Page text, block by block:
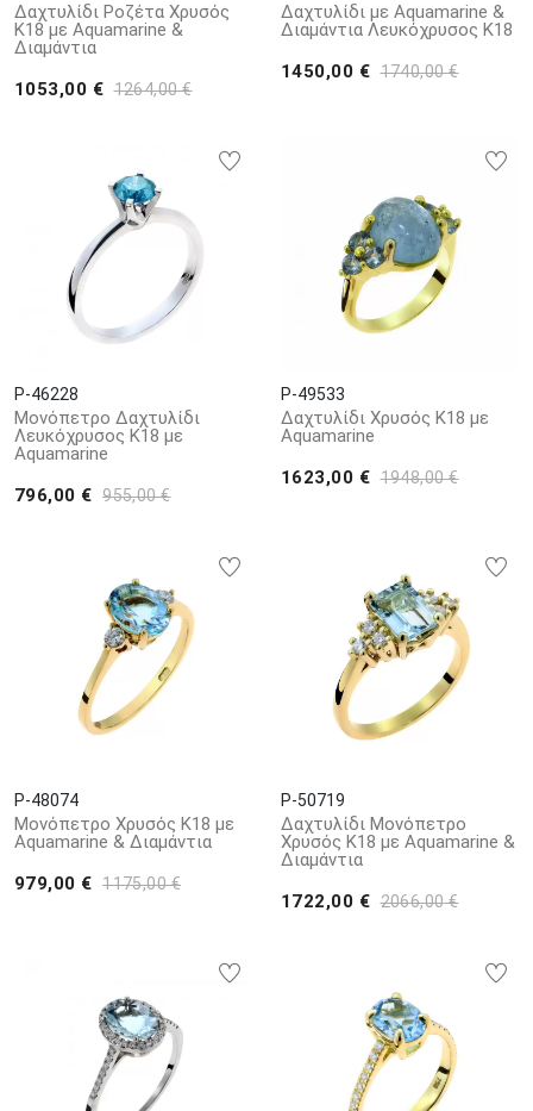
Δαχτυλίδι Ροζέτα Χρυσός
Κ18 με Aquamarine &
Διαμάντια
1053,00 € 1264,00 €
Δαχτυλίδι με Aquamarine &
Διαμάντια Λευκόχρυσος Κ18
1450,00 € 1740,00 €
P-46228
Μονόπετρο Δαχτυλίδι
Λευκόχρυσος Κ18 με
Aquamarine
796,00 € 955,00 €
P-49533
Δαχτυλίδι Χρυσός Κ18 με
Aquamarine
1623,00 € 1948,00 €
P-48074
Μονόπετρο Χρυσός Κ18 με
Aquamarine & Διαμάντια
979,00 € 1175,00 €
P-50719
Δαχτυλίδι Μονόπετρο
Χρυσός Κ18 με Aquamarine &
Διαμάντια
1722,00 € 2066,00 €